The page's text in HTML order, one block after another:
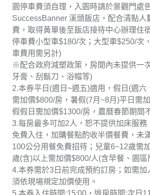
園停車費須自理，入園時請於景觀門處
SuccessBanner 溪頭飯店，配合清點人
費，取得黃單後至飯店接待中心辦理住
停車費小型車$180/次；大型車$250/次
車費用需另計)
※配合政府減塑政策，房間內未提供一
牙膏、刮鬍刀、浴帽等)
2.本券平日(週日~週五)適用，假日(週六
需加價$800/房，暑假(7月~8月)平日需
假假日需加價$1300/房，農曆春節期間
3.每房最多可加2人，恕不提供加床服務
免費入住，加購餐點酌收半價餐費，未
100公分用餐免費招待；兒童6~12歲需
歲(含)以上需加價$800/人(含早餐、園區
4.本券需於3日前完成預約訂房；如需加
須依現場規定加價使用。